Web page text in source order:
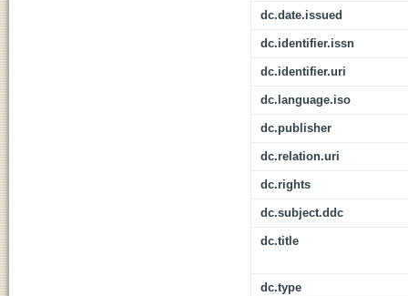
dc.date.issued
dc.identifier.issn
dc.identifier.uri
dc.language.iso
dc.publisher
dc.relation.uri
dc.rights
dc.subject.ddc
dc.title
dc.type